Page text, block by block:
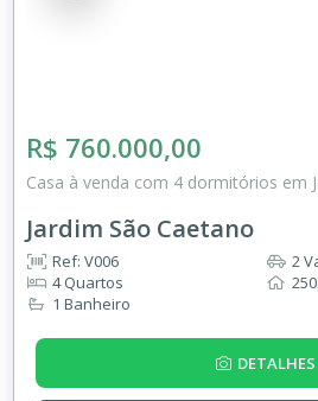
R$ 760.000,00
Casa à venda com 4 dormitórios em
Jardim São Caetano
Ref: V006
4 Quartos
1 Banheiro
2
DETALHES